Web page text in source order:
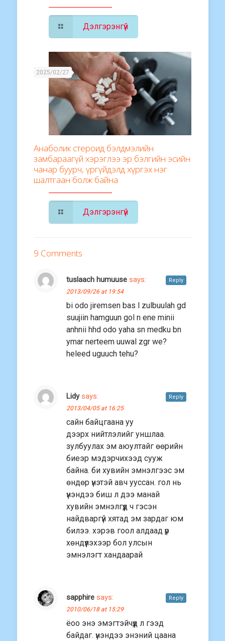
Дэлгэрэнгүй
2025/02/27
Анаболик стероид бэлдмэлийн
замбараагүй хэрэглээ эр бэлгийн эсийн
чанар буурч, үргүйдэлд хүргэх нэг
шалтгаан болж байна
Дэлгэрэнгүй
9 Comments
tuslaach humuuse says:
2013/09/26 at 19:54
bi odo jiremsen bas l zulbuulah gd
suujiin hamguun gol n ene minii
anhnii hhd odo yaha sn medku bn
ymar nerteem uuwal zgr we?
heleed uguuch tehu?
Reply
Lidy says:
2013/04/05 at 16:25
сайн байцгаана уу
дээрх нийтлэлийг уншлаа.
зулбуулах эм аюултайг өөрийн
биеэр мэдэрчихээд сууж
байна. би хувийн эмнэлгээс эм
өндөр үнэтэй авч ууссан. гол нь
үнэндээ биш л дээ манай
хувийн эмнэлгүүд ч гэсэн
найдваргүй хятад эм зардаг юм
билээ. хэрэв гоол алдаад үр
хөндүүлэхээр бол улсын
эмнэлэгт хандаарай
Reply
sapphire says:
2010/06/18 at 15:29
ёоо энэ эмэгтэйчүүд л гээд
байдаг. үнэндээ энэний цаана
Reply